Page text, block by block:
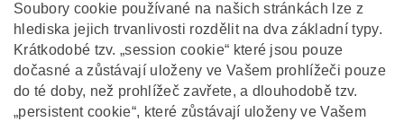
Soubory cookie používané na našich stránkách lze z
hlediska jejich trvanlivosti rozdělit na dva základní typy.
Krátkodobé tzv. „session cookie“ které jsou pouze
dočasné a zůstávají uloženy ve Vašem prohlížeči pouze
do té doby, než prohlížeč zavřete, a dlouhodobě tzv.
„persistent cookie“, které zůstávají uloženy ve Vašem